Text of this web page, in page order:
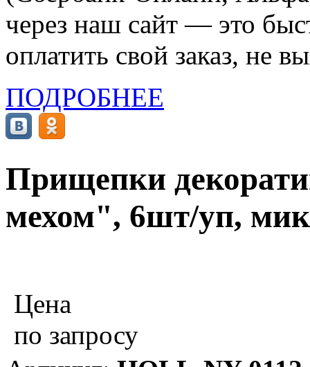
через наш сайт — это
оплатить свой заказ, не
ПОДРОБНЕЕ
Прищепки
мехом", 6шт/уп,
Цена
по запросу